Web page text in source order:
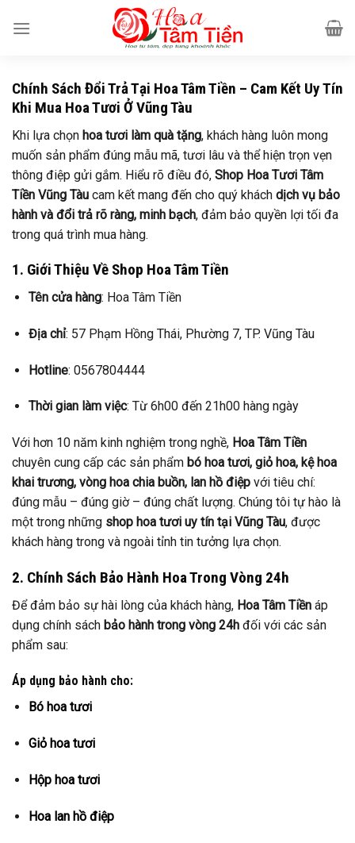
qua
Chính Sách Đổi Trả Tại Hoa Tâm Tiền – Cam Kết Uy Tín
Khi Mua Hoa Tươi Ở Vũng Tàu
Khi lựa chọn hoa tươi làm quà tặng, khách hàng luôn mong
muốn sản phẩm đúng mẫu mã, tươi lâu và thể hiện trọn vẹn
thông điệp gửi gắm. Hiểu rõ điều đó, Shop Hoa Tươi Tâm
Tiền Vũng Tàu cam kết mang đến cho quý khách dịch vụ bảo
hành và đổi trả rõ ràng, minh bạch, đảm bảo quyền lợi tối đa
trong quá trình mua hàng.
1. Giới Thiệu Về Shop Hoa Tâm Tiền
Tên cửa hàng: Hoa Tâm Tiền
Địa chỉ: 57 Phạm Hồng Thái, Phường 7, TP. Vũng Tàu
Hotline: 0567804444
Thời gian làm việc: Từ 6h00 đến 21h00 hàng ngày
Với hơn 10 năm kinh nghiệm trong nghề, Hoa Tâm Tiền
chuyên cung cấp các sản phẩm bó hoa tươi, giỏ hoa, kệ hoa
khai trương, vòng hoa chia buồn, lan hồ điệp với tiêu chí:
đúng mẫu – đúng giờ – đúng chất lượng. Chúng tôi tự hào là
một trong những shop hoa tươi uy tín tại Vũng Tàu, được
khách hàng trong và ngoài tỉnh tin tưởng lựa chọn.
2. Chính Sách Bảo Hành Hoa Trong Vòng 24h
Để đảm bảo sự hài lòng của khách hàng, Hoa Tâm Tiền áp
dụng chính sách bảo hành trong vòng 24h đối với các sản
phẩm sau:
Áp dụng bảo hành cho:
Bó hoa tươi
Giỏ hoa tươi
Hộp hoa tươi
Hoa lan hồ điệp